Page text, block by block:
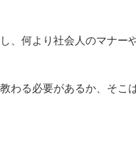
何より社会人のマナー
わる必要があるか、そこ